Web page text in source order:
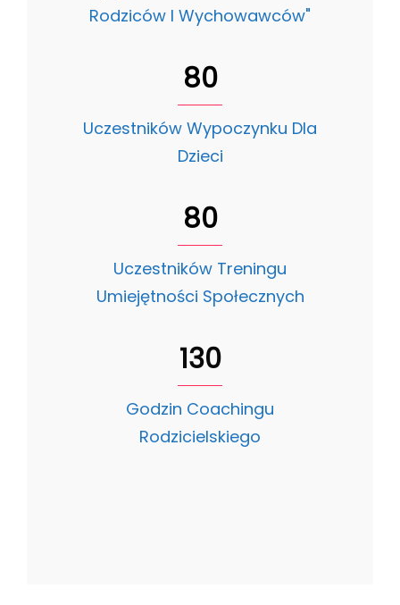
Rodziców I Wychowawców"
80
Uczestników Wypoczynku Dla
Dzieci
80
Uczestników Treningu
Umiejętności Społecznych
130
Godzin Coachingu
Rodzicielskiego